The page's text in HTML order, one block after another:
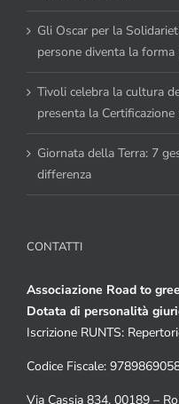
Gli Oscar per la
persone diventa la
Tivoli celebra la cultura
presenta la
Giornata della Terra: 7
differenza
CONTATTI
Associazione Road to
Dotata di personalità
Iscrizione RUNTS:
Codice Fiscale:
Via Cassia 834, 00189 –